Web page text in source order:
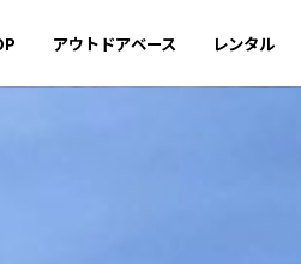
アウトドアベース レンタル